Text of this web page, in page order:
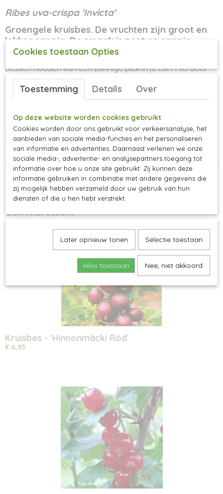
Ribes uva-crispa 'Invicta'
Groengele kruisbes. De vruchten zijn groot en
lekker sappig. De smaak is zoet en sappig.
Resistent tegen meeldauw.
Bessen houden van een zonnige plek in je tuin. Hierdoor
kleuren de bessen ook mooi. Houd het gewas open zodat
de zon ook overal bij kan, hierdoor heb je ook minder
kans op ziekten zoals meeldauw. Plantafstand in de rij is
pluk bij lekker droog weer. Bemesten doe je het best in het
voorjaar met een samengestelde meststof waar zowel
voedingsstoffen inzitten voor de groei (stikstof) als voor
de vruchten (kalium).
Ook interessant
Kruisbes - 'Hinnonmäcki Röd'
€ 6,95
Cookies toestaan Opties
Toestemming Details Over
Op deze website worden cookies gebruikt
Cookies worden door ons gebruikt voor verkeersanalyse, het
aanbieden van sociale media-functies en het personaliseren
van informatie en advertenties. Daarnaast verlenen we onze
sociale media-, advertentie- en analysepartners toegang tot
informatie over hoe u onze site gebruikt. Zij kunnen deze
informatie gebruiken in combinatie met andere gegevens die
zij mogelijk hebben verzameld door uw gebruik van hun
diensten of die u hen hebt verstrekt.
Later opnieuw tonen Selectie toestaan
Alles toestaan Nee, niet akkoord